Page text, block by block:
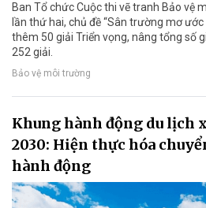
Ban Tổ chức Cuộc thi vẽ tranh Bảo vệ
lần thứ hai, chủ đề “Sân trường mơ
thêm 50 giải Triển vọng, nâng tổng số
252 giải.
Bảo vệ môi trường
Khung hành động du lịch
2030: Hiện thực hóa
hành động